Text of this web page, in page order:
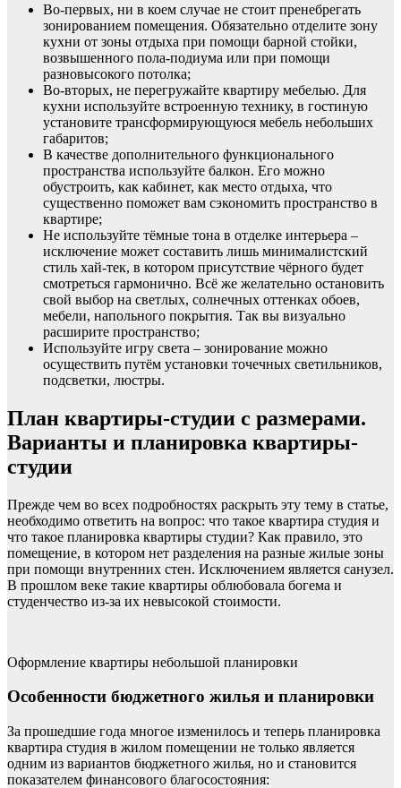
Во-первых, ни в коем случае не стоит пренебрегать
зонированием помещения. Обязательно отделите зону
кухни от зоны отдыха при помощи барной стойки,
возвышенного пола-подиума или при помощи
разновысокого потолка;
Во-вторых, не перегружайте квартиру мебелью. Для
кухни используйте встроенную технику, в гостиную
установите трансформирующуюся мебель небольших
габаритов;
В качестве дополнительного функционального
пространства используйте балкон. Его можно
обустроить, как кабинет, как место отдыха, что
существенно поможет вам сэкономить пространство в
квартире;
Не используйте тёмные тона в отделке интерьера –
исключение может составить лишь минималистский
стиль хай-тек, в котором присутствие чёрного будет
смотреться гармонично. Всё же желательно остановить
свой выбор на светлых, солнечных оттенках обоев,
мебели, напольного покрытия. Так вы визуально
расширите пространство;
Используйте игру света – зонирование можно
осуществить путём установки точечных светильников,
подсветки, люстры.
План квартиры-студии с размерами.
Варианты и планировка квартиры-
студии
Прежде чем во всех подробностях раскрыть эту тему в статье,
необходимо ответить на вопрос: что такое квартира студия и
что такое планировка квартиры студии? Как правило, это
помещение, в котором нет разделения на разные жилые зоны
при помощи внутренних стен. Исключением является санузел.
В прошлом веке такие квартиры облюбовала богема и
студенчество из-за их невысокой стоимости.
Оформление квартиры небольшой планировки
Особенности бюджетного жилья и планировки
За прошедшие года многое изменилось и теперь планировка
квартира студия в жилом помещении не только является
одним из вариантов бюджетного жилья, но и становится
показателем финансового благосостояния: